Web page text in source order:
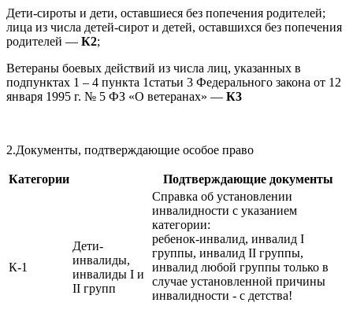
Дети-сироты и дети, оставшиеся без попечения родителей;
лица из числа детей-сирот и детей, оставшихся без попечения
родителей — К2;
Ветераны боевых действий из числа лиц, указанных в
подпунктах 1 – 4 пункта 1статьи 3 Федерального закона от 12
января 1995 г. № 5 ФЗ «О ветеранах» — К3
2.Документы, подтверждающие особое право
Категории Подтверждающие документы
К-1
Дети-
инвалиды,
инвалиды I и
II групп
Справка об установлении
инвалидности с указанием
категории:
ребенок-инвалид, инвалид I
группы, инвалид II группы,
инвалид любой группы только в
случае установленной причины
инвалидности - с детства!